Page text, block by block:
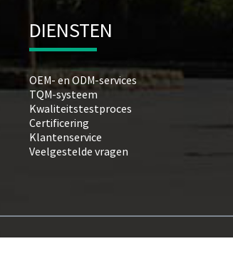
DIENSTEN
OEM- en ODM-services
TQM-systeem
Kwaliteitstestproces
Certificering
Klantenservice
Veelgestelde vragen